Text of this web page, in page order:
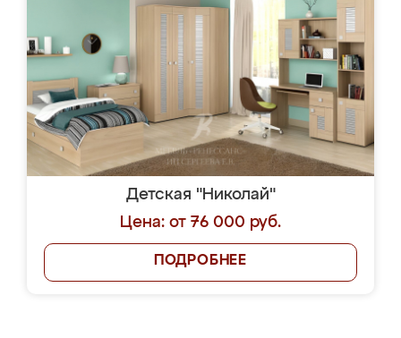
Детская "Николай"
Цена: от 76 000 руб.
ПОДРОБНЕЕ